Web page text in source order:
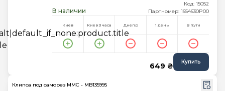
В наличии
Код: 15052
Партномер: 1654630P00
Киев Киев 3 часа Днепр 1 день В пути
649 ₴ Купить
Клипса под саморез MMC - MB135995